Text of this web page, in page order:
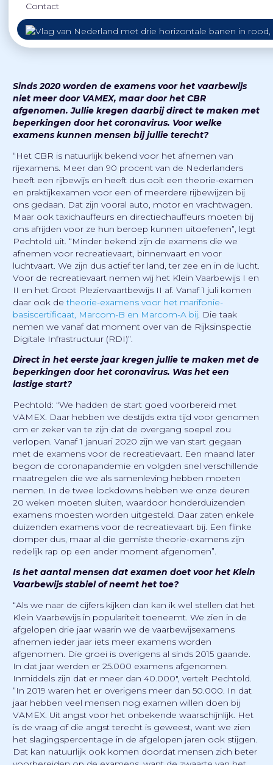
Contact
bij het CBR, en vroegen hem onder andere naar de
feiten en fabels rondom het vaarbewijs.
Sinds 2020 worden de examens voor het vaarbewijs
niet meer door VAMEX, maar door het CBR
afgenomen. Jullie kregen daarbij direct te maken met
beperkingen door het coronavirus. Voor welke
examens kunnen mensen bij jullie terecht?
“Het CBR is natuurlijk bekend voor het afnemen van
rijexamens. Meer dan 90 procent van de Nederlanders
heeft een rijbewijs en heeft dus ooit een theorie-examen
en praktijkexamen voor een of meerdere rijbewijzen bij
ons gedaan. Dat zijn vooral auto, motor en vrachtwagen.
Maar ook taxichauffeurs en directiechauffeurs moeten bij
ons afrijden voor ze hun beroep kunnen uitoefenen”, legt
Pechtold uit. “Minder bekend zijn de examens die we
afnemen voor recreatievaart, binnenvaart en voor
luchtvaart. We zijn dus actief ter land, ter zee en in de lucht.
Voor de recreatievaart nemen wij het Klein Vaarbewijs I en
II en het Groot Pleziervaartbewijs II af. Vanaf 1 juli komen
daar ook detheorie-examens voor het marifonie-
basiscertificaat, Marcom-B en Marcom-A bij. Die taak
nemen we vanaf dat moment over van de Rijksinspectie
Digitale Infrastructuur (RDI)”.
Direct in het eerste jaar kregen jullie te maken met de
beperkingen door het coronavirus. Was het een
lastige start?
Pechtold: “We hadden de start goed voorbereid met
VAMEX. Daar hebben we destijds extra tijd voor genomen
om er zeker van te zijn dat de overgang soepel zou
verlopen. Vanaf 1 januari 2020 zijn we van start gegaan
met de examens voor de recreatievaart. Een maand later
begon de coronapandemie en volgden snel verschillende
maatregelen die we als samenleving hebben moeten
nemen. In de twee lockdowns hebben we onze deuren
20 weken moeten sluiten, waardoor honderduizenden
examens moesten worden uitgesteld. Daar zaten enkele
duizenden examens voor de recreatievaart bij. Een flinke
domper dus, maar al die gemiste theorie-examens zijn
redelijk rap op een ander moment afgenomen”.
Is het aantal mensen dat examen doet voor het Klein
Vaarbewijs stabiel of neemt het toe?
“Als we naar de cijfers kijken dan kan ik wel stellen dat het
Klein Vaarbewijs in populariteit toeneemt. We zien in de
afgelopen drie jaar waarin we de vaarbewijsexamens
afnemen ieder jaar iets meer examens worden
afgenomen. Die groei is overigens al sinds 2015 gaande.
In dat jaar werden er 25.000 examens afgenomen.
Inmiddels zijn dat er meer dan 40.000", vertelt Pechtold.
“In 2019 waren het er overigens meer dan 50.000. In dat
jaar hebben veel mensen nog examen willen doen bij
VAMEX. Uit angst voor het onbekende waarschijnlijk. Het
is de vraag of die angst terecht is geweest, want we zien
het slagingspercentage in de afgelopen jaren ook stijgen.
Dat kan natuurlijk ook komen doordat mensen zich beter